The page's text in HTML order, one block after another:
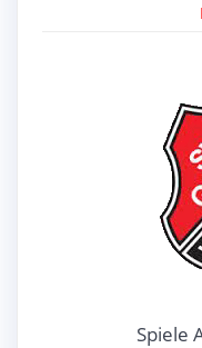
Spiele